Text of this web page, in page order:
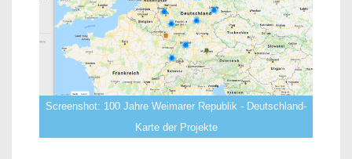
Screenshot: 100 Jahre Weimarer Republik - Deutschland-
Karte der Projekte